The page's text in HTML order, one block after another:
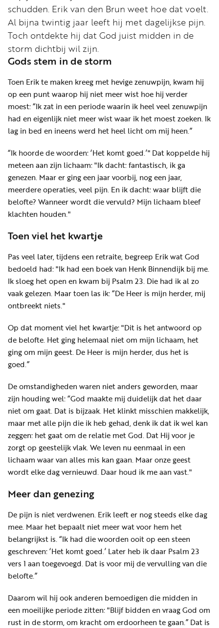
schudden. Erik van den Brun weet hoe dat voelt.
Al bijna twintig jaar leeft hij met dagelijkse pijn.
Toch ontdekte hij dat God juist midden in de
storm dichtbij wil zijn.
Gods stem in de storm
Toen Erik te maken kreeg met hevige zenuwpijn, kwam hij
op een punt waarop hij niet meer wist hoe hij verder
moest: “Ik zat in een periode waarin ik heel veel zenuwpijn
had en eigenlijk niet meer wist waar ik het moest zoeken. Ik
lag in bed en ineens werd het heel licht om mij heen.”
“Ik hoorde de woorden: ‘Het komt goed.’" Dat koppelde hij
meteen aan zijn lichaam: "Ik dacht: fantastisch, ik ga
genezen. Maar er ging een jaar voorbij, nog een jaar,
meerdere operaties, veel pijn. En ik dacht: waar blijft die
belofte? Wanneer wordt die vervuld? Mijn lichaam bleef
klachten houden."
Toen viel het kwartje
Pas veel later, tijdens een retraite, begreep Erik wat God
bedoeld had: "Ik had een boek van Henk Binnendijk bij me.
Ik sloeg het open en kwam bij Psalm 23. Die had ik al zo
vaak gelezen. Maar toen las ik: “De Heer is mijn herder, mij
ontbreekt niets."
Op dat moment viel het kwartje: "Dit is het antwoord op
de belofte. Het ging helemaal niet om mijn lichaam, het
ging om mijn geest. De Heer is mijn herder, dus het is
goed.”
De omstandigheden waren niet anders geworden, maar
zijn houding wel: “God maakte mij duidelijk dat het daar
niet om gaat. Dat is bijzaak. Het klinkt misschien makkelijk,
maar met alle pijn die ik heb gehad, denk ik dat ik wel kan
zeggen: het gaat om de relatie met God. Dat Hij voor je
zorgt op geestelijk vlak. We leven nu eenmaal in een
lichaam waar van alles mis kan gaan. Maar onze geest
wordt elke dag vernieuwd. Daar houd ik me aan vast."
Meer dan genezing
De pijn is niet verdwenen. Erik leeft er nog steeds elke dag
mee. Maar het bepaalt niet meer wat voor hem het
belangrijkst is. “Ik had die woorden ooit op een steen
geschreven: ‘Het komt goed.’ Later heb ik daar Psalm 23
vers 1 aan toegevoegd. Dat is voor mij de vervulling van die
belofte.”
Daarom wil hij ook anderen bemoedigen die midden in
een moeilijke periode zitten: "Blijf bidden en vraag God om
rust in de storm, om kracht om erdoorheen te gaan.” Dat is
Adverteren
Winkel
Privacy
Algemene
voorwaarden